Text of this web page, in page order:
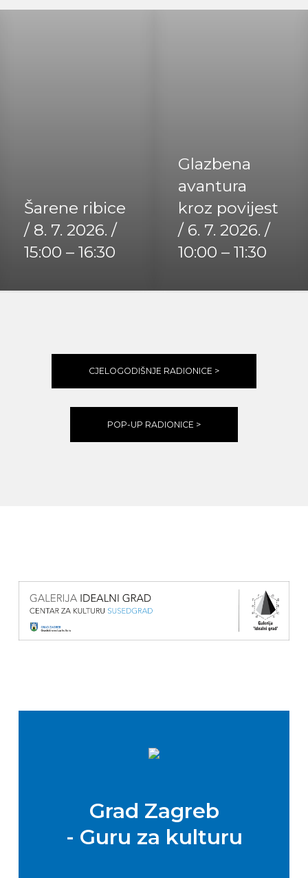
Šarene ribice
/ 8. 7. 2026. /
15:00 – 16:30
Glazbena
avantura
kroz povijest
/ 6. 7. 2026. /
10:00 – 11:30
CJELOGODIŠNJE RADIONICE >
POP-UP RADIONICE >
Grad Zagreb
- Guru za kulturu